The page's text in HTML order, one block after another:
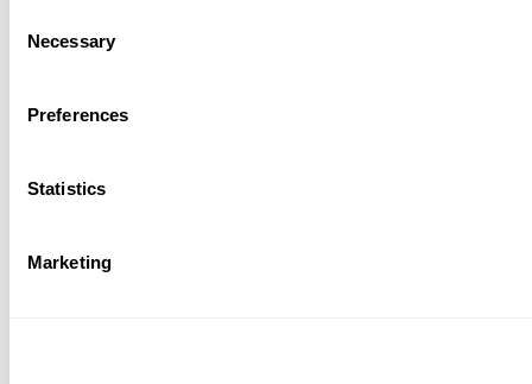
Selection
Necessary
Preferences
Statistics
Marketing
Ontdek onze verschillende
Vind uw volgende personenwagen
bouwjaar of prijsklasse. Bij Gomes profiteert u van